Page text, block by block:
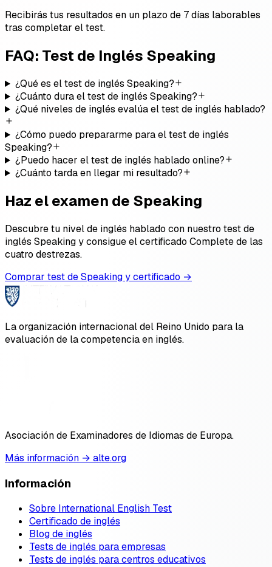
Recibirás tus resultados en un plazo de 7 días laborables
tras completar el test.
FAQ: Test de Inglés Speaking
¿Qué es el test de inglés Speaking?
¿Cuánto dura el test de inglés Speaking?
¿Qué niveles de inglés evalúa el test de inglés hablado?
¿Cómo puedo prepararme para el test de inglés
Speaking?
¿Puedo hacer el test de inglés hablado online?
¿Cuánto tarda en llegar mi resultado?
Haz el examen de Speaking
Descubre tu nivel de inglés hablado con nuestro test de
inglés Speaking y consigue el certificado Complete de las
cuatro destrezas.
Comprar test de Speaking y certificado →
La organización internacional del Reino Unido para la
evaluación de la competencia en inglés.
Asociación de Examinadores de Idiomas de Europa.
Más información → alte.org
Información
Sobre International English Test
Certificado de inglés
Blog de inglés
Tests de inglés para empresas
Tests de inglés para centros educativos